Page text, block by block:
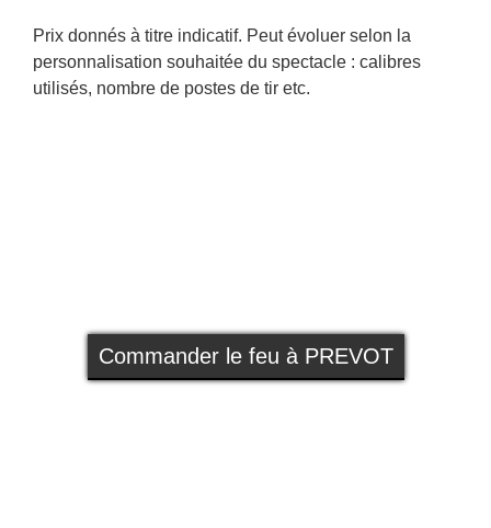
Prix donnés à titre indicatif. Peut évoluer selon la
personnalisation souhaitée du spectacle : calibres
utilisés, nombre de postes de tir etc.
Commander le feu à PREVOT